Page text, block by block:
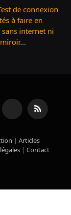
de connexion
à faire en
sans internet ni
...
TikTok RSS
| Articles
| Contact